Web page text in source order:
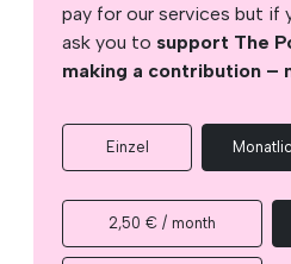
pay for our services but if
ask you to support The
making a contribution –
Einzel
2,50 € / month